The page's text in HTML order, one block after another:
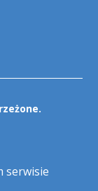
serwisie